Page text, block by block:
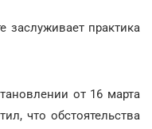
заслуживает практика
от 16 марта
что обстоятельства